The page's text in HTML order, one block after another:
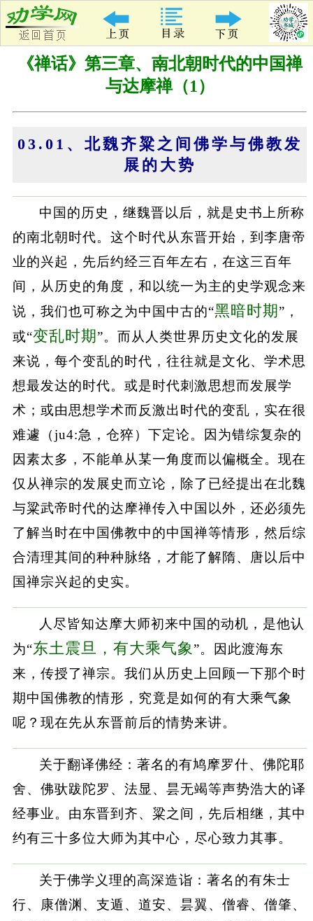
《禅话》第三章、南北朝时代的中国禅
与达摩禅（1）
03.01、北魏齐粱之间佛学与佛教发
展的大势
中国的历史，继魏晋以后，就是史书上所称
的南北朝时代。这个时代从东晋开始，到李唐帝
业的兴起，先后约经三百年左右，在这三百年
间，从历史的角度，和以统一为主的史学观念来
说，我们也可称之为中国中古的“黑暗时期”，
或“变乱时期”。而从人类世界历史文化的发展
来说，每个变乱的时代，往往就是文化、学术思
想最发达的时代。或是时代刺激思想而发展学
术；或由思想学术而反激出时代的变乱，实在很
难遽（ju4:急，仓猝）下定论。因为错综复杂的
因素太多，不能单从某一角度而以偏概全。现在
仅从禅宗的发展史而立论，除了已经提出在北魏
与粱武帝时代的达摩禅传入中国以外，还必须先
了解当时在中国佛教中的中国禅等情形，然后综
合清理其间的种种脉络，才能了解隋、唐以后中
国禅宗兴起的史实。
人尽皆知达摩大师初来中国的动机，是他认
为“东土震旦，有大乘气象”。因此渡海东
来，传授了禅宗。我们从历史上回顾一下那个时
期中国佛教的情形，究竟是如何的有大乘气象
呢？现在先从东晋前后的情势来讲。
关于翻译佛经：著名的有鸠摩罗什、佛陀耶
舍、佛驮跋陀罗、法显、昙无竭等声势浩大的译
经事业。由东晋到齐、粱之间，先后相继，其中
约有三十多位大师为其中心，尽心致力其事。
关于佛学义理的高深造诣：著名的有朱士
行、康僧渊、支遁、道安、昙翼、僧睿、僧肇、